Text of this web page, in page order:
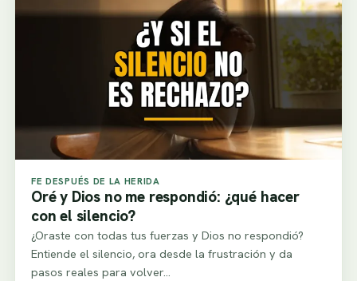
FE DESPUÉS DE LA HERIDA
Oré y Dios no me respondió: ¿qué hacer
con el silencio?
¿Oraste con todas tus fuerzas y Dios no respondió?
Entiende el silencio, ora desde la frustración y da
pasos reales para volver…